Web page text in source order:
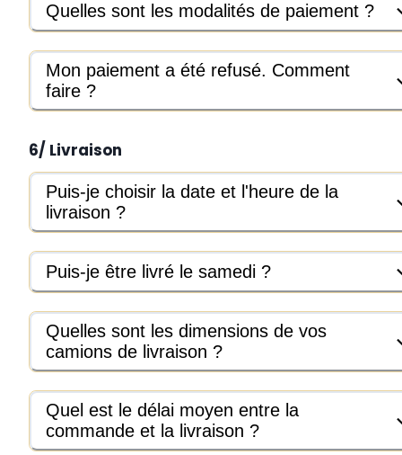
Quelles sont les modalités de paiement ?
Mon paiement a été refusé. Comment
faire ?
6/ Livraison
Puis-je choisir la date et l'heure de la
livraison ?
Puis-je être livré le samedi ?
Quelles sont les dimensions de vos
camions de livraison ?
Quel est le délai moyen entre la
commande et la livraison ?